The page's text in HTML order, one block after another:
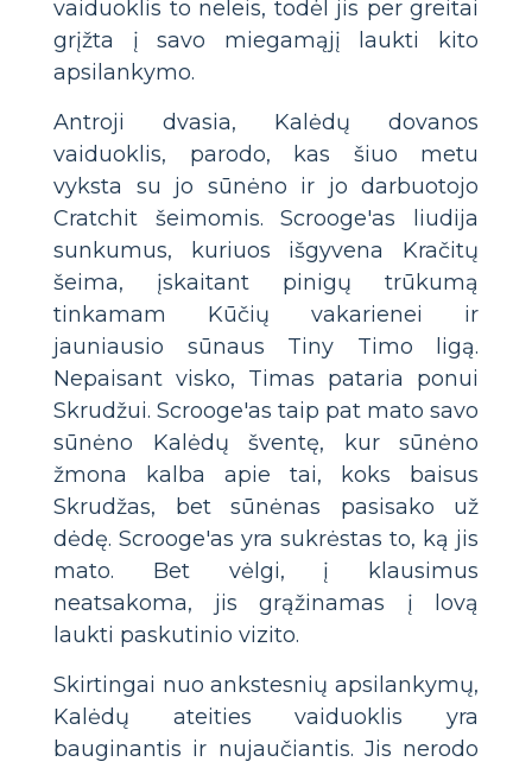
vaiduoklis to neleis, todėl jis per greitai
grįžta į savo miegamąjį laukti kito
apsilankymo.
Antroji dvasia, Kalėdų dovanos
vaiduoklis, parodo, kas šiuo metu
vyksta su jo sūnėno ir jo darbuotojo
Cratchit šeimomis. Scrooge'as liudija
sunkumus, kuriuos išgyvena Kračitų
šeima, įskaitant pinigų trūkumą
tinkamam Kūčių vakarienei ir
jauniausio sūnaus Tiny Timo ligą.
Nepaisant visko, Timas pataria ponui
Skrudžui. Scrooge'as taip pat mato savo
sūnėno Kalėdų šventę, kur sūnėno
žmona kalba apie tai, koks baisus
Skrudžas, bet sūnėnas pasisako už
dėdę. Scrooge'as yra sukrėstas to, ką jis
mato. Bet vėlgi, į klausimus
neatsakoma, jis grąžinamas į lovą
laukti paskutinio vizito.
Skirtingai nuo ankstesnių apsilankymų,
Kalėdų ateities vaiduoklis yra
bauginantis ir nujaučiantis. Jis nerodo